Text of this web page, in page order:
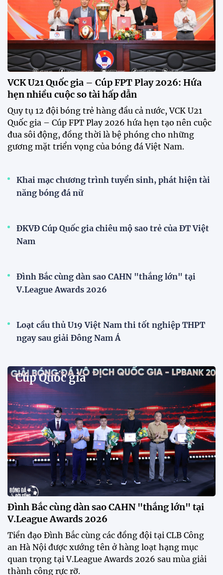
VCK U21 Quốc gia – Cúp FPT Play 2026: Hứa
hẹn nhiều cuộc so tài hấp dẫn
Quy tụ 12 đội bóng trẻ hàng đầu cả nước, VCK U21
Quốc gia – Cúp FPT Play 2026 hứa hẹn tạo nên cuộc
đua sôi động, đồng thời là bệ phóng cho những
gương mặt triển vọng của bóng đá Việt Nam.
Khai mạc chương trình tuyển sinh, phát hiện tài
năng bóng đá nữ
ĐKVĐ Cúp Quốc gia chiêu mộ sao trẻ của ĐT Việt
Nam
Đình Bắc cùng dàn sao CAHN "thắng lớn" tại
V.League Awards 2026
Loạt cầu thủ U19 Việt Nam thi tốt nghiệp THPT
ngay sau giải Đông Nam Á
Cúp Quốc gia
Đình Bắc cùng dàn sao CAHN "thắng lớn" tại
V.League Awards 2026
Tiền đạo Đình Bắc cùng các đồng đội tại CLB Công
an Hà Nội được xướng tên ở hàng loạt hạng mục
quan trọng tại V.League Awards 2026 sau mùa giải
thành công rực rỡ.